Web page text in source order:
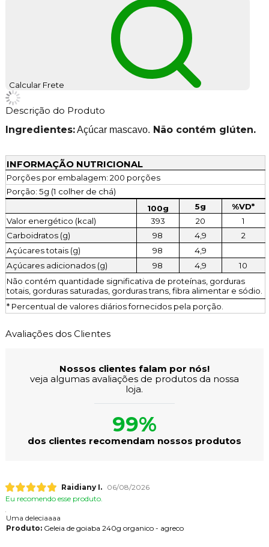
Calcular Frete
Descrição do Produto
Ingredientes:Açúcar mascavo. Não contém glúten.
INFORMAÇÃO NUTRICIONAL
Porções por embalagem: 200 porções
Porção: 5g (1 colher de chá)
100g
5g
%VD*
Valor energético (kcal)
393 20
1
Carboidratos (g)
98 4,9
2
Açúcares totais (g)
98
4,9
Açúcares adicionados (g)
98 4,9
10
Não contém quantidade significativa de proteínas, gorduras
totais, gorduras saturadas, gorduras trans, fibra alimentar e sódio.
* Percentual de valores diários fornecidos pela porção.
Avaliações dos Clientes
Nossos clientes falam por nós!
veja algumas avaliações de produtos da nossa
loja.
99%
dos clientes recomendam nossos produtos
Raidiany I.
06/08/2026
Eu recomendo esse produto.
Uma deleciaaaa
Produto:Geleia de goiaba 240g organico - agreco